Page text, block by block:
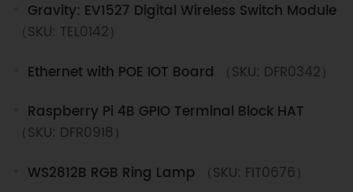
Gravity: EV1527 Digital Wireless Switch Module
（SKU: TEL0142）
Ethernet with POE IOT Board
（SKU: DFR0342）
Raspberry Pi 4B GPIO Terminal Block HAT
（SKU: DFR0918）
WS2812B RGB Ring Lamp
（SKU: FIT0676）